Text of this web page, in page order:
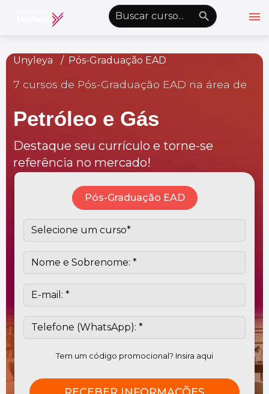
menu
Graduação EAD
Pós-Graduação EAD
Conheça a Unyleyakeyboard_arrow_down
Alianças Acadêmicas
Convênios
keyboard_arrow_down
UnyVantagens
person Área do Aluno schoolQuero ser Aluno
Unyleya Pós-Graduação EAD
7 cursos de Pós-Graduação EAD na área de
Petróleo e Gás
Destaque seu currículo e torne-se
referência no mercado!
Pós-Graduação EAD
Tem um código promocional? Insira aqui